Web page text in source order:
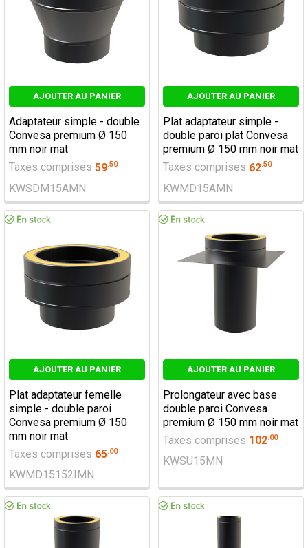
AJOUTER AU PANIER
Adaptateur simple - double
Convesa premium Ø 150
mm noir mat
Taxes comprises 59.50
KWSDM15AMN
AJOUTER AU PANIER
Plat adaptateur simple -
double paroi plat Convesa
premium Ø 150 mm noir mat
Taxes comprises 62.50
KWMD15AMN
AJOUTER AU PANIER
Plat adaptateur femelle
simple - double paroi
Convesa premium Ø 150
mm noir mat
Taxes comprises 65.00
KWMD15152IMN
AJOUTER AU PANIER
Prolongateur avec base
double paroi Convesa
premium Ø 150 mm noir mat
Taxes comprises 102.00
KWSU15MN